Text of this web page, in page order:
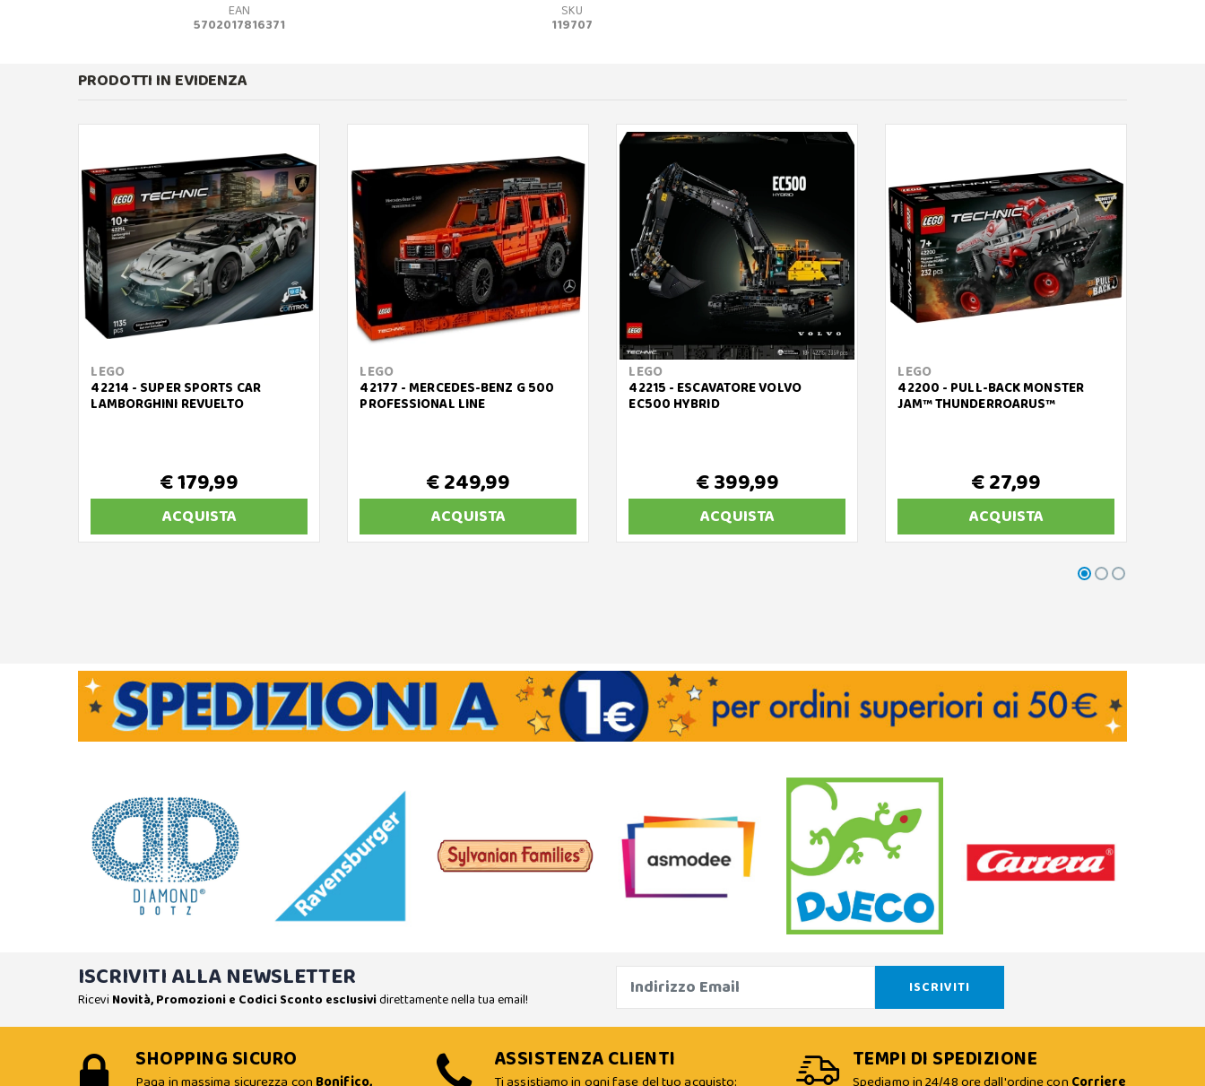
EAN
5702017816371
SKU
119707
PRODOTTI IN EVIDENZA
LEGO
42214 - SUPER SPORTS CAR
LAMBORGHINI REVUELTO
€ 179,99
ACQUISTA
LEGO
42177 - MERCEDES-BENZ G 500
PROFESSIONAL LINE
€ 249,99
ACQUISTA
LEGO
42215 - ESCAVATORE VOLVO
EC500 HYBRID
€ 399,99
ACQUISTA
LEGO
42200 - PULL-BACK MONSTER
JAM™ THUNDERROARUS™
€ 27,99
ACQUISTA
ISCRIVITI ALLA NEWSLETTER
Ricevi Novità, Promozioni e Codici Sconto esclusividirettamente nella tua email!
SHOPPING SICURO ASSISTENZA CLIENTI TEMPI DI SPEDIZIONE